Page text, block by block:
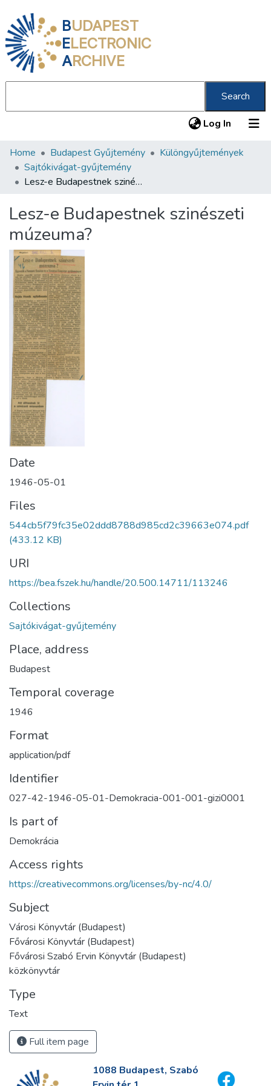
BUDAPEST
ELECTRONIC
ARCHIVE
Search
Log In (current)
Communities & Collections
All of DSpace
About us
Home Budapest Gyűjtemény
Különgyűjtemények
Sajtókivágat-gyűjtemény
Lesz-e Budapestnek szinészeti múzeuma?
Lesz-e Budapestnek szinészeti
múzeuma?
Date
1946-05-01
Files
544cb5f79fc35e02ddd8788d985cd2c39663e074.pdf
(433.12 KB)
URI
https://bea.fszek.hu/handle/20.500.14711/113246
Collections
Sajtókivágat-gyűjtemény
Place, address
Budapest
Temporal coverage
1946
Format
application/pdf
Identifier
027-42-1946-05-01-Demokracia-001-001-gizi0001
Is part of
Demokrácia
Access rights
https://creativecommons.org/licenses/by-nc/4.0/
Subject
Városi Könyvtár (Budapest)
Fővárosi Könyvtár (Budapest)
Fővárosi Szabó Ervin Könyvtár (Budapest)
közkönyvtár
Type
Text
Full item page
1088 Budapest, Szabó